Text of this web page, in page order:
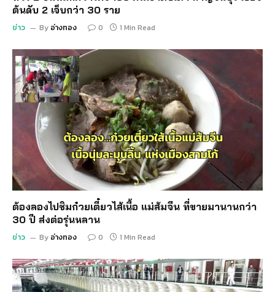
ต้นดับ 2 เจ็บกว่า 30 ราย
ข่าว By อ่างทอง 0 1 Min Read
ต้องลองไปชิมก๋วยเตี๋ยวไส้เนื้อ แม่ส้มจีน ที่ขายมานานกว่า
30 ปี ส่งต่อรุ่นหลาน
ข่าว By อ่างทอง 0 1 Min Read